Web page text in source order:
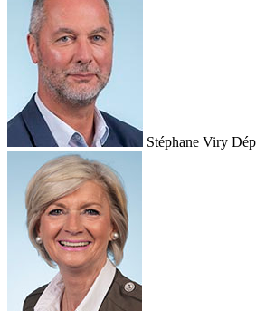
Stéphane Viry